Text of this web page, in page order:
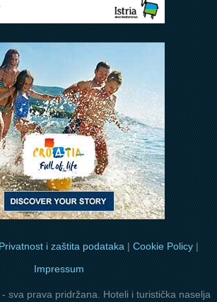
Privatnost i zaštita podataka | Cookie Policy|
Impressum
sva prava pridržana. Hoteli i turistička naselja